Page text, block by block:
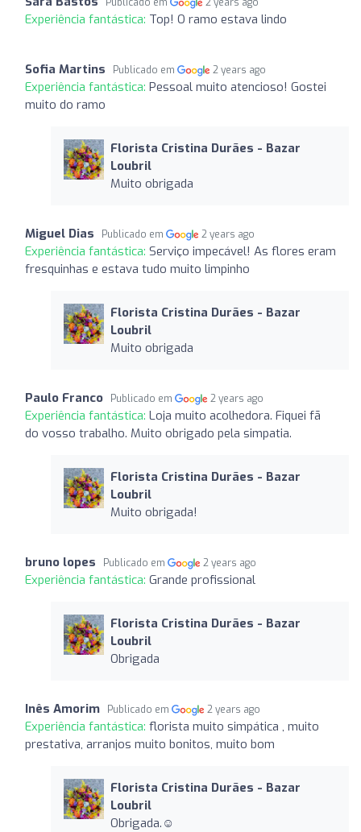
Experiência fantástica: Top! O ramo estava lindo
Sofia Martins Publicado em 2 years ago
Experiência fantástica: Pessoal muito atencioso! Gostei
muito do ramo
Florista Cristina Durães - Bazar
Loubril
Muito obrigada
Miguel Dias Publicado em 2 years ago
Experiência fantástica: Serviço impecável! As flores eram
fresquinhas e estava tudo muito limpinho
Florista Cristina Durães - Bazar
Loubril
Muito obrigada
Paulo Franco Publicado em 2 years ago
Experiência fantástica: Loja muito acolhedora. Fiquei fã
do vosso trabalho. Muito obrigado pela simpatia.
Florista Cristina Durães - Bazar
Loubril
Muito obrigada!
bruno lopes Publicado em 2 years ago
Experiência fantástica: Grande profissional
Florista Cristina Durães - Bazar
Loubril
Obrigada
Inês Amorim Publicado em 2 years ago
Experiência fantástica: florista muito simpática , muito
prestativa, arranjos muito bonitos, muito bom
Florista Cristina Durães - Bazar
Loubril
Obrigada.☺️